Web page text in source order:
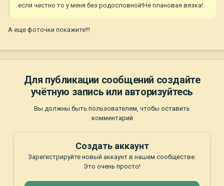
если честно то у меня без родословной!Не плановая вязка!
А еще фоточки покажите!!!
Для публикации сообщений создайте
учётную запись или авторизуйтесь
Вы должны быть пользователем, чтобы оставить
комментарий
Создать аккаунт
Зарегистрируйте новый аккаунт в нашем сообществе.
Это очень просто!